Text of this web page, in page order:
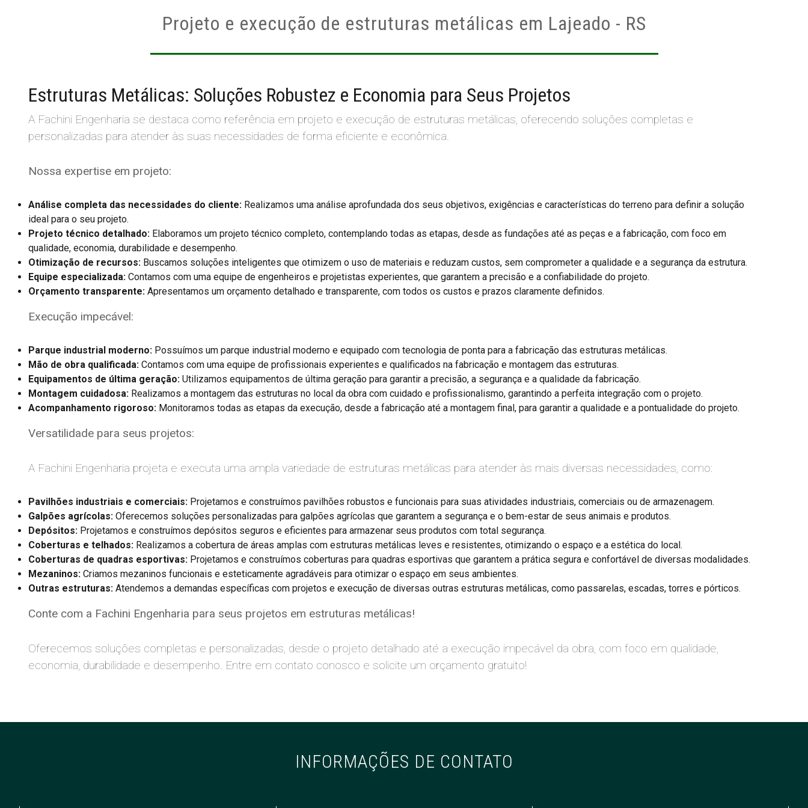
Projeto e execução de estruturas metálicas em Lajeado - RS
Estruturas Metálicas: Soluções Robustez e Economia para Seus Projetos
A Fachini Engenharia se destaca como referência em projeto e execução de estruturas metálicas, oferecendo soluções completas e
personalizadas para atender às suas necessidades de forma eficiente e econômica.
Nossa expertise em projeto:
Análise completa das necessidades do cliente: Realizamos uma análise aprofundada dos seus objetivos, exigências e características do terreno para definir a solução
ideal para o seu projeto.
Projeto técnico detalhado: Elaboramos um projeto técnico completo, contemplando todas as etapas, desde as fundações até as peças e a fabricação, com foco em
qualidade, economia, durabilidade e desempenho.
Otimização de recursos: Buscamos soluções inteligentes que otimizem o uso de materiais e reduzam custos, sem comprometer a qualidade e a segurança da estrutura.
Equipe especializada: Contamos com uma equipe de engenheiros e projetistas experientes, que garantem a precisão e a confiabilidade do projeto.
Orçamento transparente: Apresentamos um orçamento detalhado e transparente, com todos os custos e prazos claramente definidos.
Execução impecável:
Parque industrial moderno: Possuímos um parque industrial moderno e equipado com tecnologia de ponta para a fabricação das estruturas metálicas.
Mão de obra qualificada: Contamos com uma equipe de profissionais experientes e qualificados na fabricação e montagem das estruturas.
Equipamentos de última geração: Utilizamos equipamentos de última geração para garantir a precisão, a segurança e a qualidade da fabricação.
Montagem cuidadosa: Realizamos a montagem das estruturas no local da obra com cuidado e profissionalismo, garantindo a perfeita integração com o projeto.
Acompanhamento rigoroso: Monitoramos todas as etapas da execução, desde a fabricação até a montagem final, para garantir a qualidade e a pontualidade do projeto.
Versatilidade para seus projetos:
A Fachini Engenharia projeta e executa uma ampla variedade de estruturas metálicas para atender às mais diversas necessidades, como:
Pavilhões industriais e comerciais: Projetamos e construímos pavilhões robustos e funcionais para suas atividades industriais, comerciais ou de armazenagem.
Galpões agrícolas: Oferecemos soluções personalizadas para galpões agrícolas que garantem a segurança e o bem-estar de seus animais e produtos.
Depósitos: Projetamos e construímos depósitos seguros e eficientes para armazenar seus produtos com total segurança.
Coberturas e telhados: Realizamos a cobertura de áreas amplas com estruturas metálicas leves e resistentes, otimizando o espaço e a estética do local.
Coberturas de quadras esportivas: Projetamos e construímos coberturas para quadras esportivas que garantem a prática segura e confortável de diversas modalidades.
Mezaninos: Criamos mezaninos funcionais e esteticamente agradáveis para otimizar o espaço em seus ambientes.
Outras estruturas: Atendemos a demandas específicas com projetos e execução de diversas outras estruturas metálicas, como passarelas, escadas, torres e pórticos.
Conte com a Fachini Engenharia para seus projetos em estruturas metálicas!
Oferecemos soluções completas e personalizadas, desde o projeto detalhado até a execução impecável da obra, com foco em qualidade,
economia, durabilidade e desempenho. Entre em contato conosco e solicite um orçamento gratuito!
INFORMAÇÕES DE CONTATO